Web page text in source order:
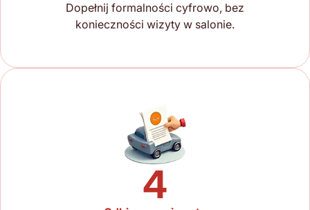
Dopełnij formalności cyfrowo, bez
konieczności wizyty w salonie.
4